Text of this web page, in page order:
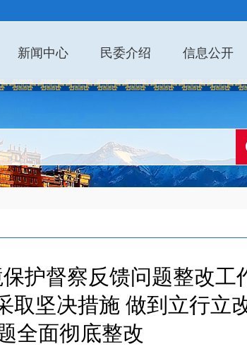
新闻中心 民委介绍 信息公开
护督察反馈问题整改工
取坚决措施 做到立行立
全面彻底整改